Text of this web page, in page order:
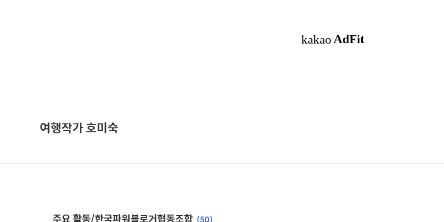
여행작가 호미숙
주요 활동/한국파워블로거협동조합 (50)